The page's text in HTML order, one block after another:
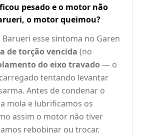
pesado e o motor não
o motor queimou?
Barueri esse sintoma no Garen
de torção vencida (no
do eixo travado — o
tentando levantar
Antes de condenar o
mola e lubrificamos os
assim o motor não tiver
rebobinar ou trocar.